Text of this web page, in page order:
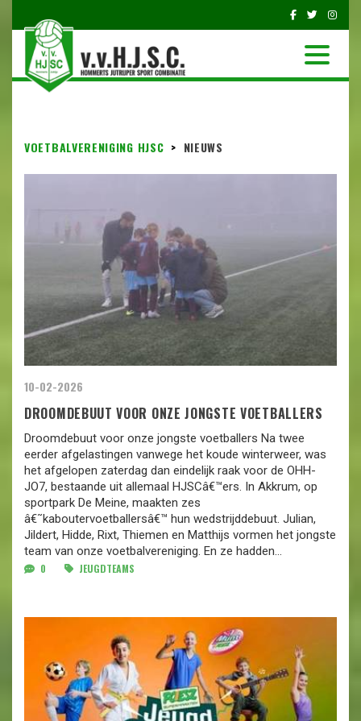
VOETBALVERENIGING HJSC > NIEUWS
10-02-2026
DROOMDEBUUT VOOR ONZE JONGSTE VOETBALLERS
Droomdebuut voor onze jongste voetballers Na twee
eerder afgelastingen vanwege het koude winterweer, was
het afgelopen zaterdag dan eindelijk raak voor de OHH-
JO7, bestaande uit allemaal HJSCâ€™ers. In Akkrum, op
sportpark De Meine, maakten zes
â€˜kaboutervoetballersâ€™ hun wedstrijddebuut. Julian,
Jildert, Hidde, Rixt, Thiemen en Matthijs vormen het jongste
team van onze voetbalvereniging. En ze hadden...
0 JEUGDTEAMS